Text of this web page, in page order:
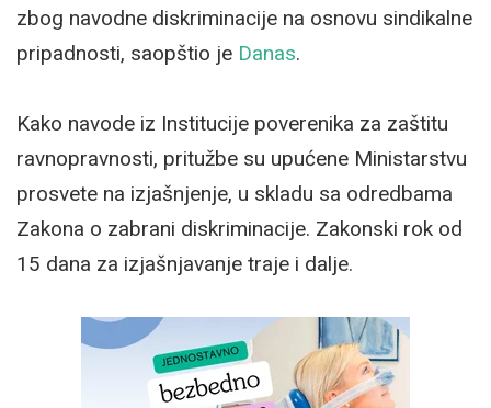
zbog navodne diskriminacije na osnovu sindikalne
pripadnosti, saopštio je Danas.
Kako navode iz Institucije poverenika za zaštitu
ravnopravnosti, pritužbe su upućene Ministarstvu
prosvete na izjašnjenje, u skladu sa odredbama
Zakona o zabrani diskriminacije. Zakonski rok od
15 dana za izjašnjavanje traje i dalje.